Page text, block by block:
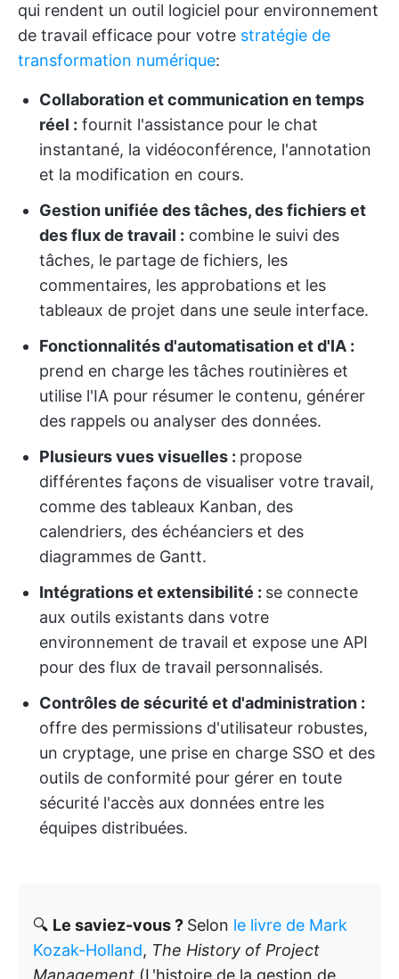
qui rendent un outil logiciel pour environnement
de travail efficace pour votre stratégie de
transformation numérique:
Collaboration et communication en temps
réel : fournit l'assistance pour le chat
instantané, la vidéoconférence, l'annotation
et la modification en cours.
Gestion unifiée des tâches, des fichiers et
des flux de travail : combine le suivi des
tâches, le partage de fichiers, les
commentaires, les approbations et les
tableaux de projet dans une seule interface.
Fonctionnalités d'automatisation et d'IA :
prend en charge les tâches routinières et
utilise l'IA pour résumer le contenu, générer
des rappels ou analyser des données.
Plusieurs vues visuelles : propose
différentes façons de visualiser votre travail,
comme des tableaux Kanban, des
calendriers, des échéanciers et des
diagrammes de Gantt.
Intégrations et extensibilité : se connecte
aux outils existants dans votre
environnement de travail et expose une API
pour des flux de travail personnalisés.
Contrôles de sécurité et d'administration :
offre des permissions d'utilisateur robustes,
un cryptage, une prise en charge SSO et des
outils de conformité pour gérer en toute
sécurité l'accès aux données entre les
équipes distribuées.
🔍 Le saviez-vous ? Selon le livre de Mark
Kozak-Holland, The History of Project
Management (L'histoire de la gestion de